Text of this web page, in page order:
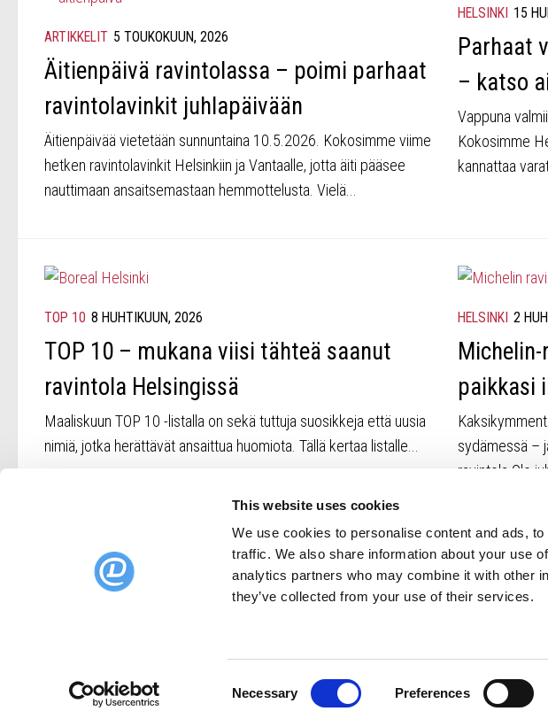
This website uses cookies
We use cookies to personalise content and ads,
traffic. We also share information about your use
analytics partners who may combine it with other
they’ve collected from your use of their services.
Necessary Preferences
ARTIKKELIT 5 TOUKOKUUN, 2026
Äitienpäivä ravintolassa – poimi parhaat
ravintolavinkit juhlapäivään
Äitienpäivää vietetään sunnuntaina 10.5.2026. Kokosimme viime
hetken ravintolavinkit Helsinkiin ja Vantaalle, jotta äiti pääsee
nauttimaan ansaitsemastaan hemmottelusta. Vielä...
HELSINKI 15
Parhaat
– katso
Vappuna
Kokosimme
kannattaa
TOP 10 8 HUHTIKUUN, 2026
TOP 10 – mukana viisi tähteä saanut
ravintola Helsingissä
Maaliskuun TOP 10 -listalla on sekä tuttuja suosikkeja että uusia
nimiä, jotka herättävät ansaittua huomiota. Tällä kertaa listalle...
HELSINKI 2
paikkasi
sydämessä –
ravintola Olo
Ravintoloiden verkkosivusto
Älykkäämpi pöytävarausjärjestelmä